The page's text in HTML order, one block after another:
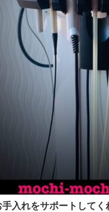
入れをサポートしてく